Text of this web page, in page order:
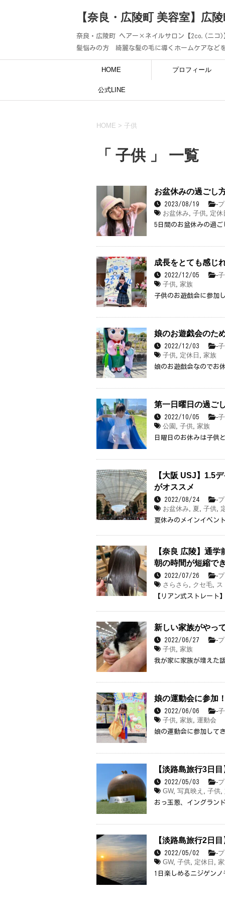
【奈良・広陵町 美容室】
奈良・広陵町 ヘアー×ネイルサロン【2co.(ニコ)
髪悩みの方 綺麗な髪の毛に導くホームケアなど
HOME プロフィール
公式LINE
HOME > 子供
「 子供 」 一覧
お盆休みの過ごし
2023/08/19 -
お盆休み, 子供, 定休
5日間のお盆休みの過
成長をとても感じ
2022/12/05 -
子供, 家族
子供のお遊戯会に参加
娘のお遊戯会のた
2022/12/03 -
子供, 定休日 , 家族
娘のお遊戯会なのでお
第一日曜日の過ご
2022/10/05 -
公園 , 子供, 家族
日曜日のお休みは子供
【大阪 USJ】1.5
がオススメ
2022/08/24 -
お盆休み, 夏, 子供,
夏休みのメインイベン
【奈良 広陵】通
朝の時間が短縮で
2022/07/26 -
さらさら , クセ毛, ス
【リアン式ストレート
新しい家族がやっ
2022/06/27 -
子供, 家族
我が家に家族が増えた
娘の運動会に参加
2022/06/06 -
子供, 家族, 運動会
娘の運動会に参加して
【淡路島旅行3日
2022/05/03 -
GW, 写真映え , 子供,
おっ玉葱、イングラン
【淡路島旅行2日
2022/05/02 -
GW, 子供, 定休日 ,
1日楽しめるニジゲン